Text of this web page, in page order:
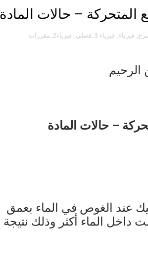
المتحركة – حالات المادة
, فيزياء, فيزياء 3_فصلي , فيزياء2_مقررات
الرحيم
– حالات المادة
عند الغوص في الماء بعمق
الماء أكثر وذلك نتيجة